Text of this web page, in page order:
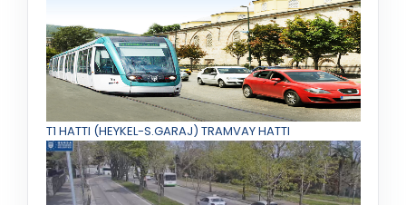
T1 HATTI (HEYKEL-S.GARAJ) TRAMVAY HATTI